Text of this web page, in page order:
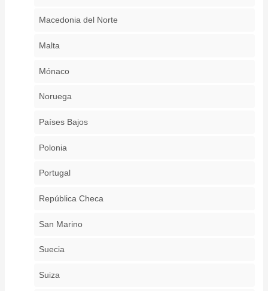
Macedonia del Norte
Malta
Mónaco
Noruega
Países Bajos
Polonia
Portugal
República Checa
San Marino
Suecia
Suiza